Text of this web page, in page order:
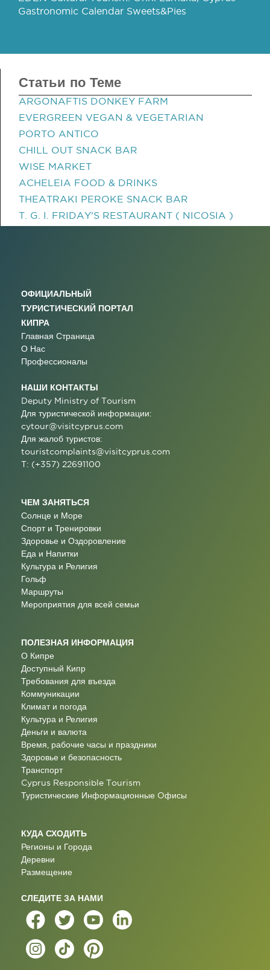
Gastronomic Calendar Sweets&Pies
Статьи по Теме
ARGONAFTIS DONKEY FARM
EVERGREEN VEGAN & VEGETARIAN
PORTO ANTICO
CHILL OUT SNACK BAR
WISE MARKET
ACHELEIA FOOD & DRINKS
THEATRAKI PEROKE SNACK BAR
T. G. I. FRIDAY'S RESTAURANT ( NICOSIA )
ОФИЦИАЛЬНЫЙ
ТУРИСТИЧЕСКИЙ ПОРТАЛ
КИПРА
Главная Страница
О Нас
Профессионалы
НАШИ КОНТАКТЫ
Deputy Ministry of Tourism
Для туристической информации:
cytour@visitcyprus.com
Для жалоб туристов:
touristcomplaints@visitcyprus.com
T: (+357) 22691100
ЧЕМ ЗАНЯТЬСЯ
Солнце и Море
Спорт и Тренировки
Здоровье и Оздоровление
Еда и Напитки
Культура и Религия
Гольф
Маршруты
Мероприятия для всей семьи
ПОЛЕЗНАЯ ИНФОРМАЦИЯ
О Кипре
Доступный Кипр
Требования для въезда
Коммуникации
Климат и погода
Культура и Религия
Деньги и валюта
Время, рабочие часы и праздники
Здоровье и безопасность
Транспорт
Cyprus Responsible Tourism
Туристические Информационные Oфисы
КУДА СХОДИТЬ
Регионы и Города
Деревни
Размещение
СЛЕДИТЕ ЗА НАМИ